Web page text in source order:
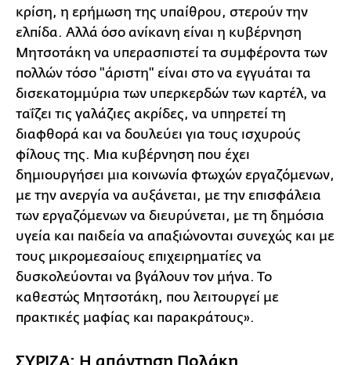
κρίση, η ερήμωση της υπαίθρου, στερούν την
ελπίδα. Αλλά όσο ανίκανη είναι η κυβέρνηση
Μητσοτάκη να υπερασπιστεί τα συμφέροντα των
πολλών τόσο "άριστη" είναι στο να εγγυάται τα
δισεκατομμύρια των υπερκερδών των καρτέλ, να
ταΐζει τις γαλάζιες ακρίδες, να υπηρετεί τη
διαφθορά και να δουλεύει για τους ισχυρούς
φίλους της. Μια κυβέρνηση που έχει
δημιουργήσει μια κοινωνία φτωχών εργαζόμενων,
με την ανεργία να αυξάνεται, με την επισφάλεια
των εργαζόμενων να διευρύνεται, με τη δημόσια
υγεία και παιδεία να απαξιώνονται συνεχώς και με
τους μικρομεσαίους επιχειρηματίες να
δυσκολεύονται να βγάλουν τον μήνα. Το
καθεστώς Μητσοτάκη, που λειτουργεί με
πρακτικές μαφίας και παρακράτους».
ΣΥΡΙΖΑ: Η απάντηση Πολάκη